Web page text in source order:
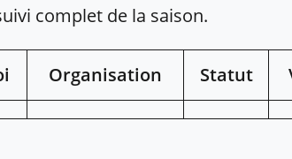
complet de la saison.
Organisation Statut